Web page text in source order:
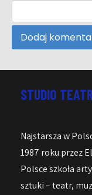
STUDIO
Najstarsza w
1987 roku przez
Polsce szkoła
sztuki – teatr,